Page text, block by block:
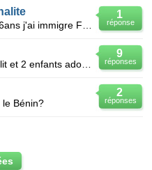
1
réponse
9
réponses
2
réponses
le Bénin?